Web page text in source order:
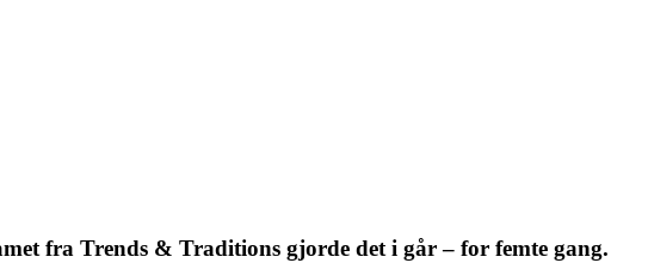
fra Trends & Traditions gjorde det i går – for femte gang.